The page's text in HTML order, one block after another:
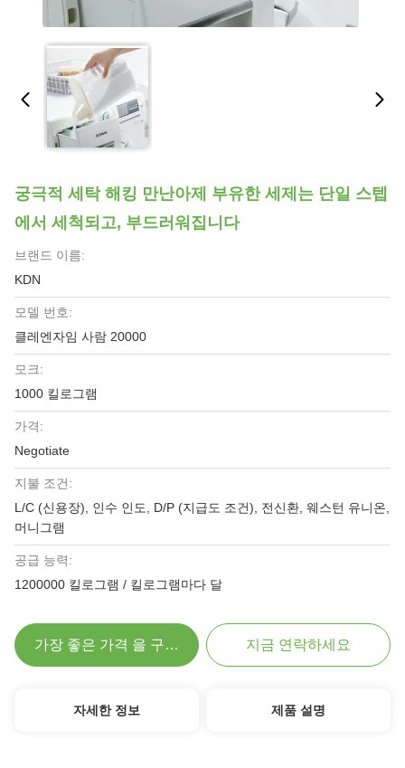
궁극적 세탁 해킹 만난아제 부유한 세제는 단일 스텝
에서 세척되고, 부드러워집니다
브랜드 이름:
KDN
모델 번호:
클레엔자임 사람 20000
모크:
1000 킬로그램
가격:
Negotiate
지불 조건:
L/C (신용장), 인수 인도, D/P (지급도 조건), 전신환, 웨스턴 유니온,
머니그램
공급 능력:
1200000 킬로그램 / 킬로그램마다 달
가장 좋은 가격 을 구하라 지금 연락하세요
자세한 정보 제품 설명